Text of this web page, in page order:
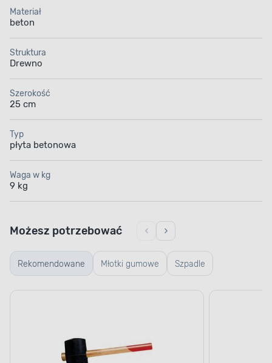
Materiał
beton
Struktura
Drewno
Szerokość
25 cm
Typ
płyta betonowa
Waga w kg
9 kg
Rekomendowane Młotki gumowe Szpadle
Możesz potrzebować